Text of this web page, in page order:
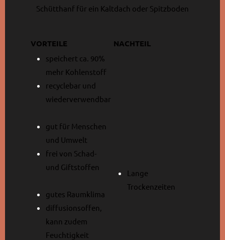
Schütthanf für ein Kaltdach oder Spitzboden
VORTEILE NACHTEIL
speichert ca. 90%
mehr Kohlenstoff
recyclebar und
wiederverwendbar
gut für Menschen
und Umwelt
frei von Schad-
und Giftstoffen
gutes Raumklima
diffusionsoffen,
kann zudem
Feuchtigkeit
Lange
Trockenzeiten